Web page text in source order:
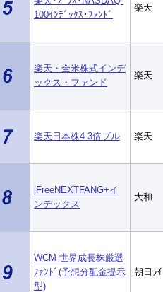
100ｲﾝﾃﾞｯｸｽ･ﾌｧﾝﾄﾞ
楽天
楽天・全米株式インデ
ックス・ファンド
楽天
楽天日本株4.3倍ブル 楽天
iFreeNEXTFANG+イ
ンデックス
大和
WCM 世界成長株厳選
ﾌｧﾝﾄﾞ(予想分配金提示
型)
朝日ﾗ